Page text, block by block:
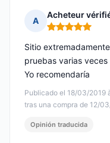
A
Acheteur
Nota: 5 de 5
Publicado el 18/03/2019
tras una compra de 12/
Sitio
pruebas varias
Yo recomendaría
Opinión traducida